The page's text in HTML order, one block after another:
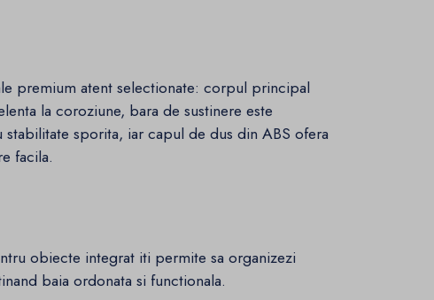
premium atent selectionate: corpul principal
la coroziune, bara de sustinere este
sporita, iar capul de dus din ABS ofera
facila.
obiecte integrat iti permite sa organizezi
baia ordonata si functionala.